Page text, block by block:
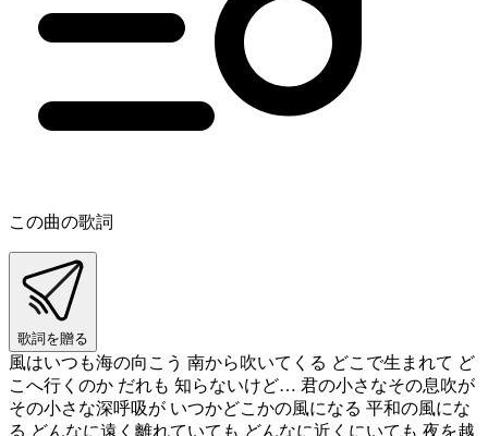
この曲の歌詞
歌詞を贈る
風はいつも海の向こう 南から吹いてくる どこで生まれて ど
こへ行くのか だれも 知らないけど… 君の小さなその息吹が
その小さな深呼吸が いつかどこかの風になる 平和の風にな
る どんなに遠く離れていても どんなに近くにいても 夜を越